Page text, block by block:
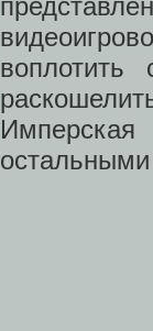
воплотить